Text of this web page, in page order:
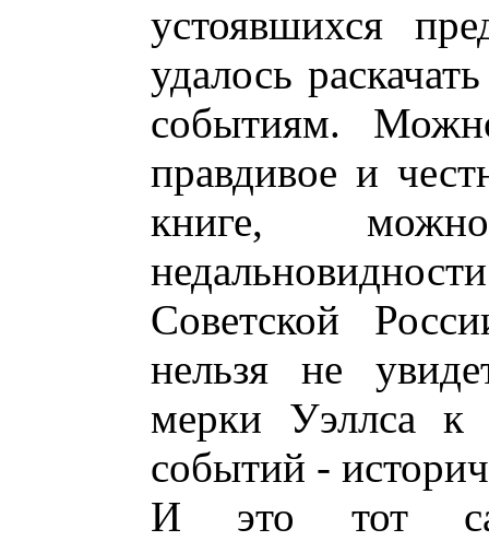
устоявшихся
удалось
событиям.
правдивое и
книге,
Советской
нельзя не
мерки Уэллса к
событий -
И это тот